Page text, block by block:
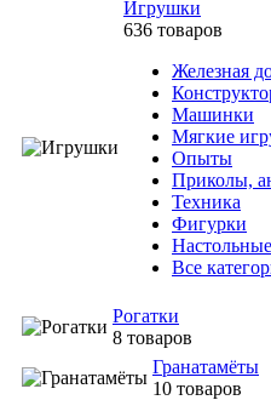
Игрушки
636 товаров
Железная
Машинки
Мягкие
Опыты
Приколы,
Техника
Фигурки
Все
Рогатки
8 товаров
Гранатамёты
10 товаров